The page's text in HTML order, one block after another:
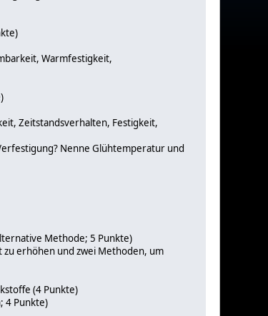
Warmfestigkeit,
Zeitstandsverhalten, Festigkeit,
Nenne Glühtemperatur und
Methode; 5 Punkte)
erhöhen und zwei Methoden, um
(4 Punkte)
4 Punkte)